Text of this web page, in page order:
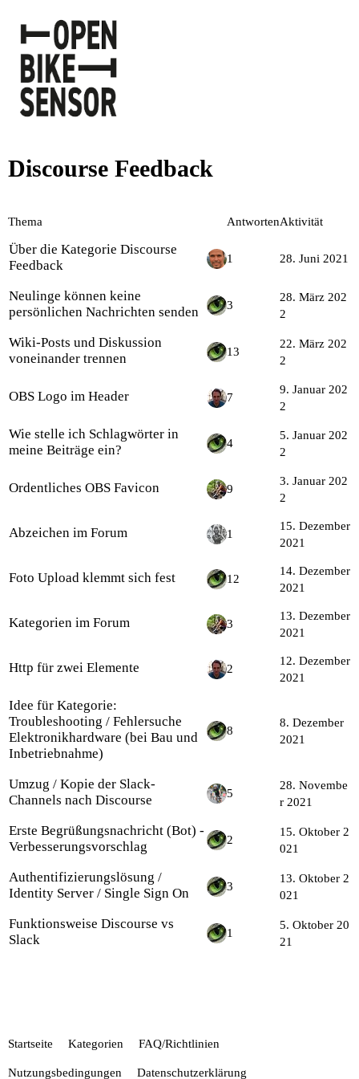
Discourse Feedback
Thema AntwortenAktivität
Über die Kategorie Discourse
Feedback
1 28. Juni 2021
Neulinge können keine
persönlichen Nachrichten senden
3
28. März 202
2
Wiki-Posts und Diskussion
voneinander trennen
13
22. März 202
2
OBS Logo im Header 7
9. Januar 202
2
Wie stelle ich Schlagwörter in
meine Beiträge ein?
4
5. Januar 202
2
Ordentliches OBS Favicon 9
3. Januar 202
2
Abzeichen im Forum 1
15. Dezember
2021
Foto Upload klemmt sich fest 12
14. Dezember
2021
Kategorien im Forum 3
13. Dezember
2021
Http für zwei Elemente 2
12. Dezember
2021
Idee für Kategorie:
Troubleshooting / Fehlersuche
Elektronikhardware (bei Bau und
Inbetriebnahme)
8
8. Dezember
2021
Umzug / Kopie der Slack-
Channels nach Discourse
5
28. Novembe
r 2021
Erste Begrüßungsnachricht (Bot) -
Verbesserungsvorschlag
2
15. Oktober 2
021
Authentifizierungslösung /
Identity Server / Single Sign On
3
13. Oktober 2
021
Funktionsweise Discourse vs
Slack
1
5. Oktober 20
21
Startseite Kategorien FAQ/Richtlinien
Nutzungsbedingungen Datenschutzerklärung